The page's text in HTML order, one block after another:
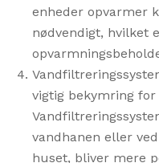
enheder opvarmer
nødvendigt, hvilket
vigtig bekymring
vandhanen eller
huset, bliver mere